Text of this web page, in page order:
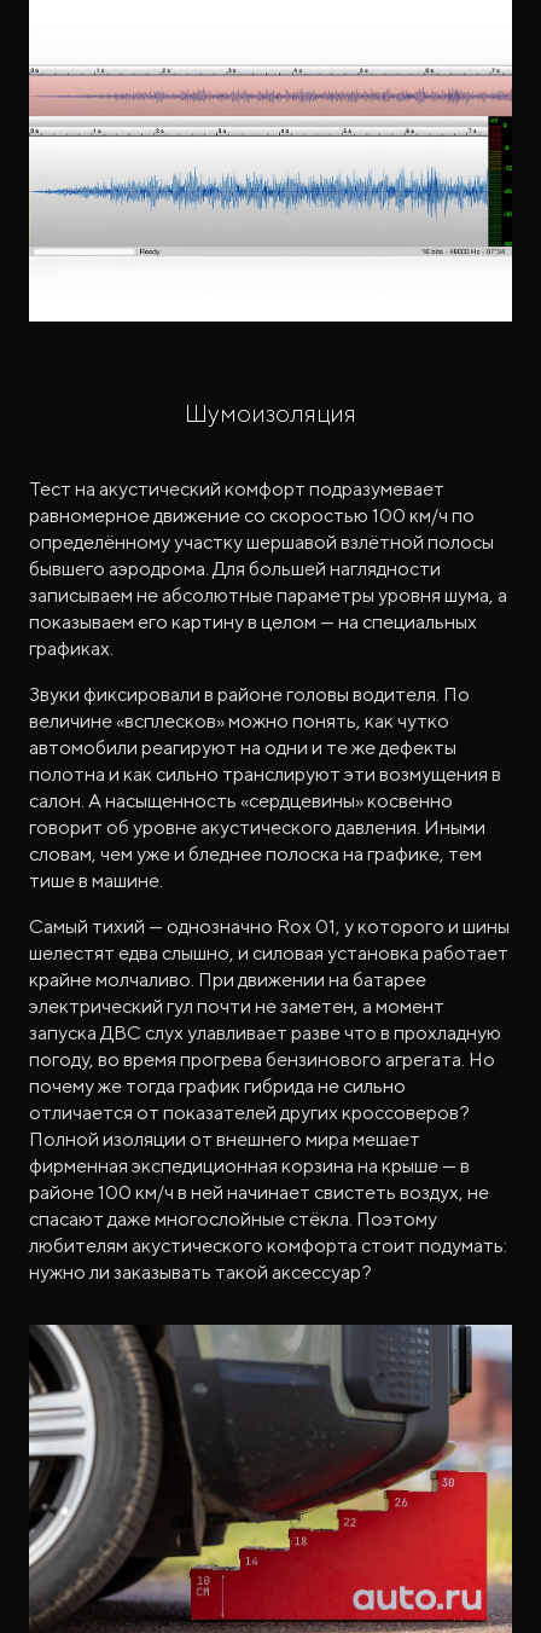
Шумоизоляция
Тест на акустический комфорт подразумевает
равномерное движение со скоростью 100 км/ч по
определённому участку шершавой взлётной полосы
бывшего аэродрома. Для большей наглядности
записываем не абсолютные параметры уровня шума, а
показываем его картину в целом — на специальных
графиках.
Звуки фиксировали в районе головы водителя. По
величине «всплесков» можно понять, как чутко
автомобили реагируют на одни и те же дефекты
полотна и как сильно транслируют эти возмущения в
салон. А насыщенность «сердцевины» косвенно
говорит об уровне акустического давления. Иными
словам, чем уже и бледнее полоска на графике, тем
тише в машине.
Самый тихий — однозначно Rox 01, у которого и шины
шелестят едва слышно, и силовая установка работает
крайне молчаливо. При движении на батарее
электрический гул почти не заметен, а момент
запуска ДВС слух улавливает разве что в прохладную
погоду, во время прогрева бензинового агрегата. Но
почему же тогда график гибрида не сильно
отличается от показателей других кроссоверов?
Полной изоляции от внешнего мира мешает
фирменная экспедиционная корзина на крыше — в
районе 100 км/ч в ней начинает свистеть воздух, не
спасают даже многослойные стёкла. Поэтому
любителям акустического комфорта стоит подумать:
нужно ли заказывать такой аксессуар?